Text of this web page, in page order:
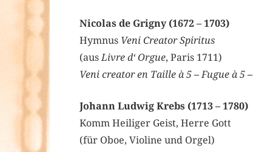
Nicolas de Grigny (1672 – 1703)
Hymnus Veni Creator Spiritus
(ausLivre d‘ Orgue, Paris 1711)
Veni creator en Taille à 5–Fugue à 5–
Johann Ludwig Krebs (1713 – 1780)
Komm Heiliger Geist, Herre Gott
(für Oboe, Violine und Orgel)